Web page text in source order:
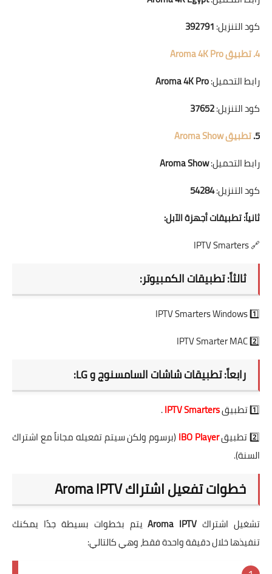
كود التنزيل:392791
4. تطبيق Aroma 4K Pro
رابط التحميل:Aroma 4K Pro
كود التنزيل:37652
5. تطبيق Aroma Show
رابط التحميل:Aroma Show
كود التنزيل:54284
ثانياً: تطبيقات أجهزة الآبل:
🔗
IPTV Smarters
ثالثاً: تطبيقات الكمبيوتر:
1️⃣
IPTV Smarters Windows
2️⃣
IPTV Smarter MAC
رابعاً: تطبيقات شاشات السامسنوج و LG:
1️⃣ تطبيق IPTV Smarters
.
2️⃣ تطبيق
IBO Player(برسوم ولكن سيتم تفعيله مجاناً مع اشتراك
السنة).
خطوات تفعيل اشتراك Aroma IPTV
تشغيل اشتراك Aroma IPTVيتم بخطوات بسيطة جدًا يمكنك
تنفيذها خلال دقيقة واحدة فقط، وهي كالتالي: